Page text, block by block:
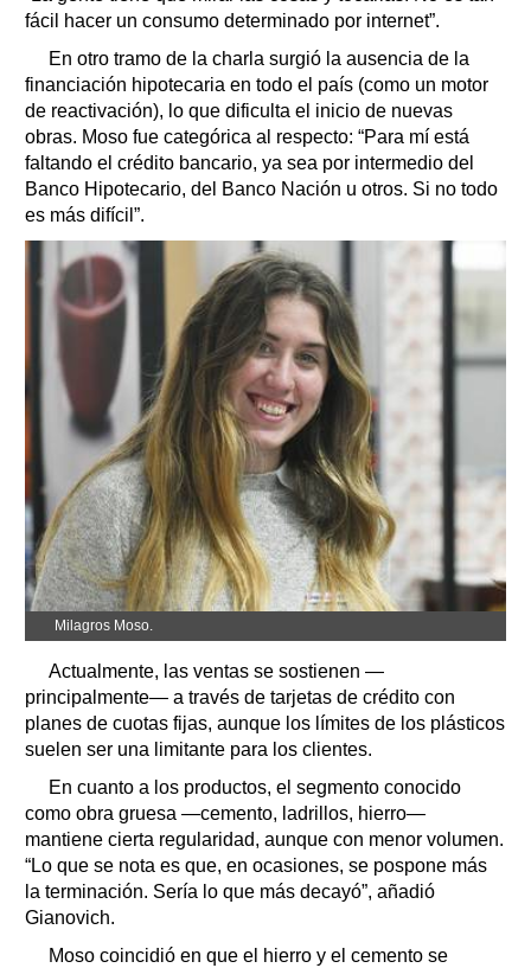
fácil hacer un consumo determinado por internet”.
En otro tramo de la charla surgió la ausencia de la
financiación hipotecaria en todo el país (como un motor
de reactivación), lo que dificulta el inicio de nuevas
obras. Moso fue categórica al respecto: “Para mí está
faltando el crédito bancario, ya sea por intermedio del
Banco Hipotecario, del Banco Nación u otros. Si no todo
es más difícil”.
Milagros Moso.
Actualmente, las ventas se sostienen —
principalmente— a través de tarjetas de crédito con
planes de cuotas fijas, aunque los límites de los plásticos
suelen ser una limitante para los clientes.
En cuanto a los productos, el segmento conocido
como obra gruesa —cemento, ladrillos, hierro—
mantiene cierta regularidad, aunque con menor volumen.
“Lo que se nota es que, en ocasiones, se pospone más
la terminación. Sería lo que más decayó”, añadió
Gianovich.
Moso coincidió en que el hierro y el cemento se